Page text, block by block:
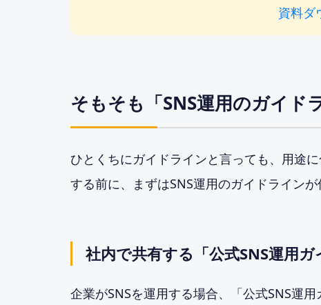
資料ダ
そもそも「SNS運用のガイド
ひとくちにガイドラインと言っても、用途
する前に、まずはSNS運用のガイドライン
社内で共有する「公式SNS運用ガ
企業がSNSを運用する場合、「公式SNS運